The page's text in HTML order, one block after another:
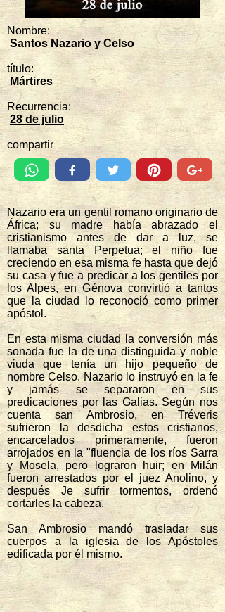
Nombre:
Santos Nazario y Celso
título:
Mártires
Recurrencia:
28 de julio
compartir
Nazario era un gentil romano originario de
África; su madre había abrazado el
cristianismo antes de dar a luz, se
llamaba santa Perpetua; el niño fue
creciendo en esa misma fe hasta que dejó
su casa y fue a predicar a los gentiles por
los Alpes, en Génova convirtió a tantos
que la ciudad lo reconoció como primer
apóstol.
En esta misma ciudad la conversión más
sonada fue la de una distinguida y noble
viuda que tenía un hijo pequeño de
nombre Celso. Nazario lo instruyó en la fe
y jamás se separaron en sus
predicaciones por las Galias. Según nos
cuenta san Ambrosio, en Tréveris
sufrieron la desdicha estos cristianos,
encarcelados primeramente, fueron
arrojados en la "fluencia de los ríos Sarra
y Mosela, pero lograron huir; en Milán
fueron arrestados por el juez Anolino, y
después Je sufrir tormentos, ordenó
cortarles la cabeza.
San Ambrosio mandó trasladar sus
cuerpos a la iglesia de los Apóstoles
edificada por él mismo.